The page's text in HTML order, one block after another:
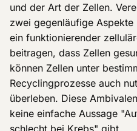
und der Art der Zellen.
zwei gegenläufige Aspekte
ein funktionierender
beitragen, dass Zellen
können Zellen unter
Recyclingprozesse auch
überleben. Diese
keine einfache Aussage
schlecht bei Krebs" gibt.